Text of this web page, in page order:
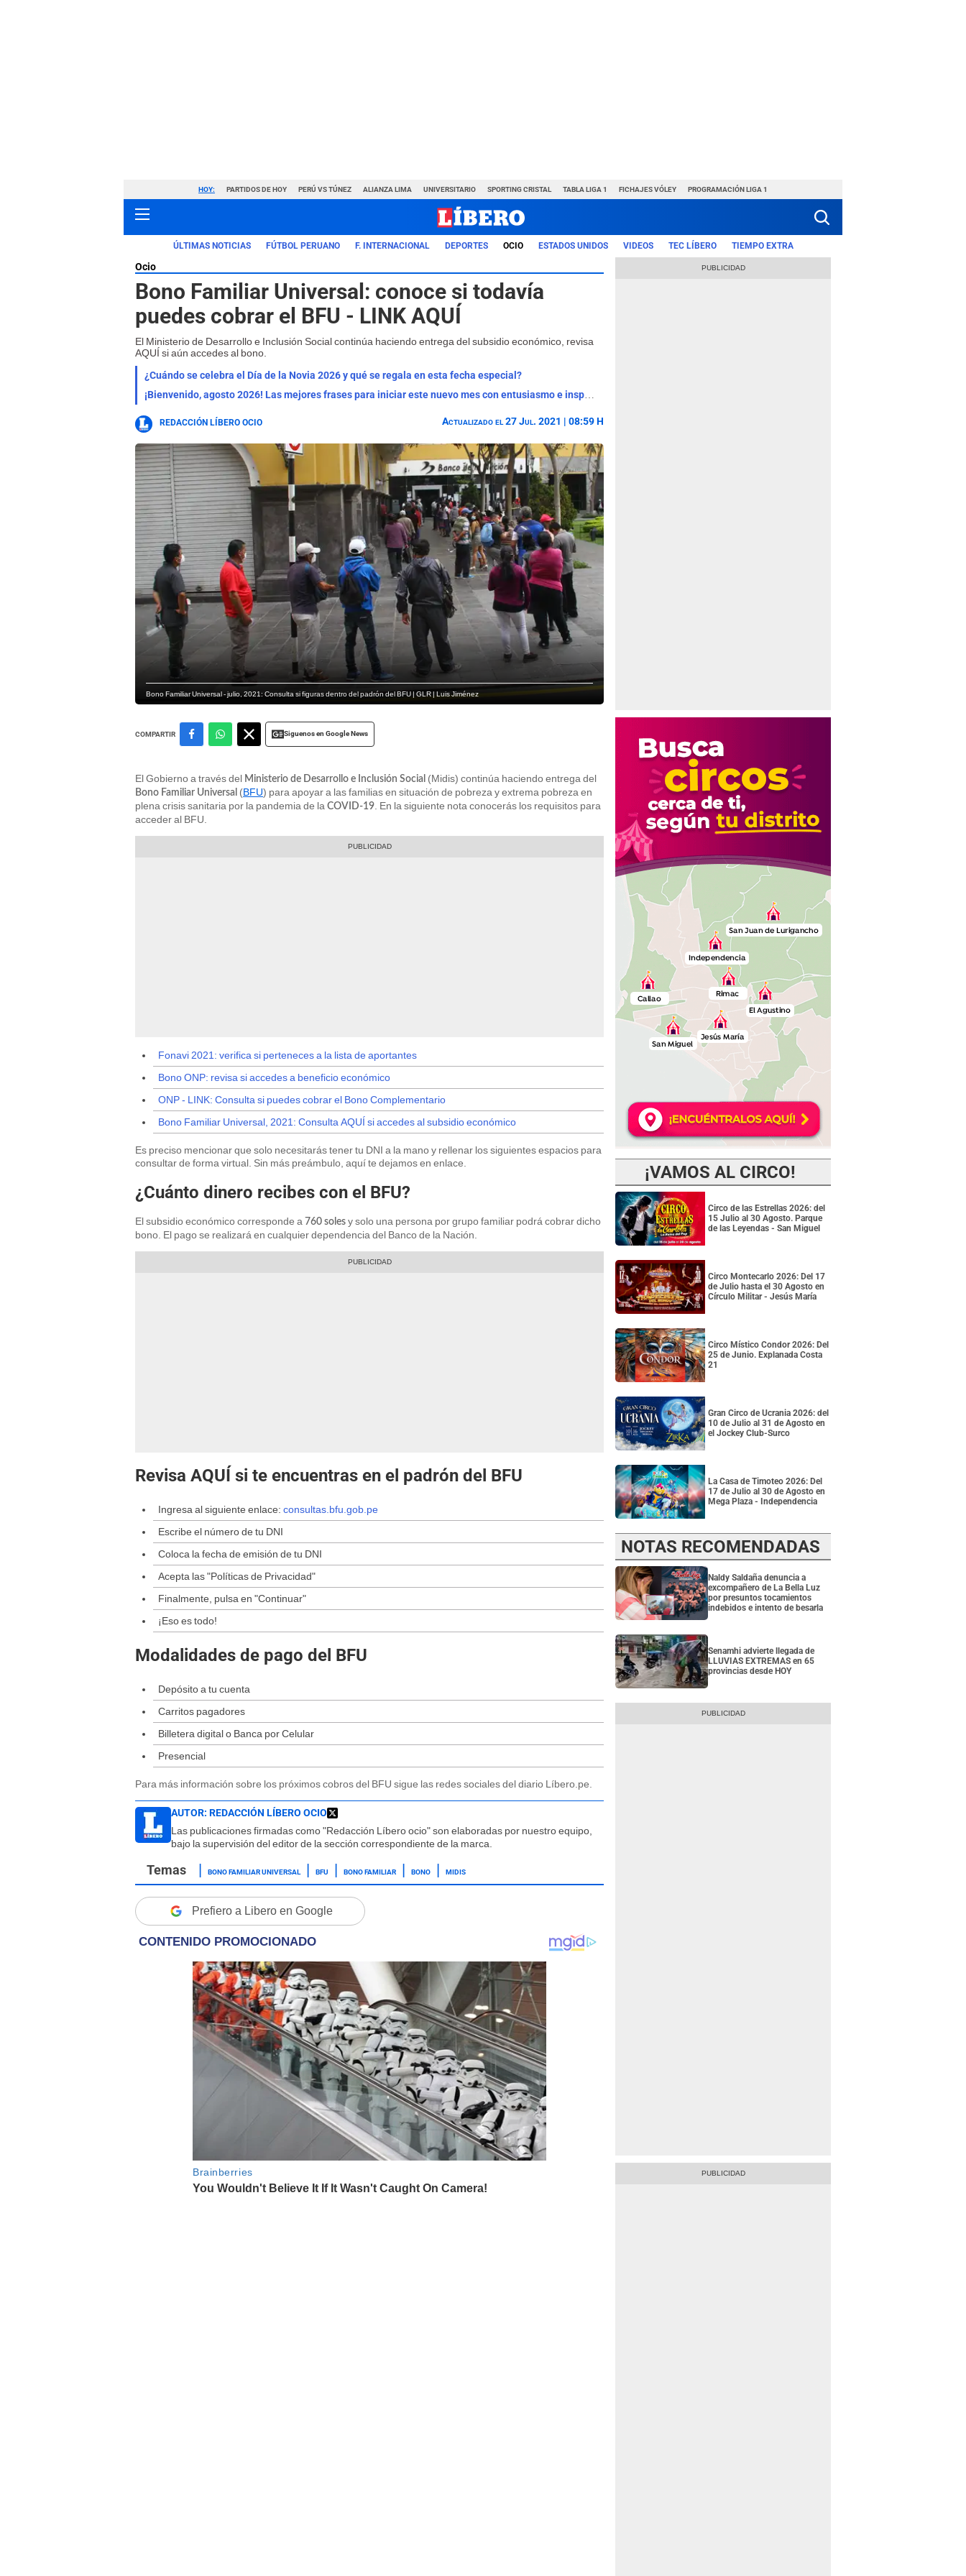
HOY: PARTIDOS DE HOY PERÚ VS TÚNEZ ALIANZA LIMA UNIVERSITARIO SPORTING CRISTAL TABLA LIGA 1 FICHAJES VÓLEY PROGRAMACIÓN LIGA 1
ÚLTIMAS NOTICIAS FÚTBOL PERUANO F. INTERNACIONAL DEPORTES OCIO ESTADOS UNIDOS VIDEOS TEC LÍBERO TIEMPO EXTRA
Ocio
Bono Familiar Universal: conoce si todavía
puedes cobrar el BFU - LINK AQUÍ
El Ministerio de Desarrollo e Inclusión Social continúa haciendo entrega del subsidio económico, revisa
AQUÍ si aún accedes al bono.
¿Cuándo se celebra el Día de la Novia 2026 y qué se regala en esta fecha especial?
¡Bienvenido, agosto 2026! Las mejores frases para iniciar este nuevo mes con entusiasmo e inspiración
REDACCIÓN LÍBERO OCIO Actualizado el 27 Jul. 2021 | 08:59 H
Bono Familiar Universal - julio, 2021: Consulta si figuras dentro del padrón del BFU | GLR | Luis Jiménez
COMPARTIR Siguenos en Google News
El Gobierno a través del Ministerio de Desarrollo e Inclusión Social (Midis) continúa haciendo entrega del
Bono Familiar Universal (BFU) para apoyar a las familias en situación de pobreza y extrema pobreza en
plena crisis sanitaria por la pandemia de la COVID-19 . En la siguiente nota conocerás los requisitos para
acceder al BFU.
Fonavi 2021: verifica si perteneces a la lista de aportantes
Bono ONP: revisa si accedes a beneficio económico
ONP - LINK: Consulta si puedes cobrar el Bono Complementario
Bono Familiar Universal, 2021: Consulta AQUÍ si accedes al subsidio económico
Es preciso mencionar que solo necesitarás tener tu DNI a la mano y rellenar los siguientes espacios para
consultar de forma virtual. Sin más preámbulo, aquí te dejamos en enlace.
¿Cuánto dinero recibes con el BFU?
El subsidio económico corresponde a 760 soles y solo una persona por grupo familiar podrá cobrar dicho
bono. El pago se realizará en cualquier dependencia del Banco de la Nación.
Revisa AQUÍ si te encuentras en el padrón del BFU
Ingresa al siguiente enlace: consultas.bfu.gob.pe
Escribe el número de tu DNI
Coloca la fecha de emisión de tu DNI
Acepta las "Políticas de Privacidad"
Finalmente, pulsa en "Continuar"
¡Eso es todo!
Modalidades de pago del BFU
Depósito a tu cuenta
Carritos pagadores
Billetera digital o Banca por Celular
Presencial
Para más información sobre los próximos cobros del BFU sigue las redes sociales del diario Líbero.pe.
AUTOR: REDACCIÓN LÍBERO OCIO
Las publicaciones firmadas como "Redacción Líbero ocio" son elaboradas por nuestro equipo,
bajo la supervisión del editor de la sección correspondiente de la marca.
BONO FAMILIAR UNIVERSAL BFU BONO FAMILIAR BONO MIDIS
Prefiero a Libero en Google
¡VAMOS AL CIRCO!
Circo de las Estrellas 2026: del
15 Julio al 30 Agosto. Parque
de las Leyendas - San Miguel
Circo Montecarlo 2026: Del 17
de Julio hasta el 30 Agosto en
Círculo Militar - Jesús María
Circo Místico Condor 2026: Del
25 de Junio. Explanada Costa
21
Gran Circo de Ucrania 2026: del
10 de Julio al 31 de Agosto en
el Jockey Club-Surco
La Casa de Timoteo 2026: Del
17 de Julio al 30 de Agosto en
Mega Plaza - Independencia
NOTAS RECOMENDADAS
Naldy Saldaña denuncia a
excompañero de La Bella Luz
por presuntos tocamientos
indebidos e intento de besarla
Senamhi advierte llegada de
LLUVIAS EXTREMAS en 65
provincias desde HOY